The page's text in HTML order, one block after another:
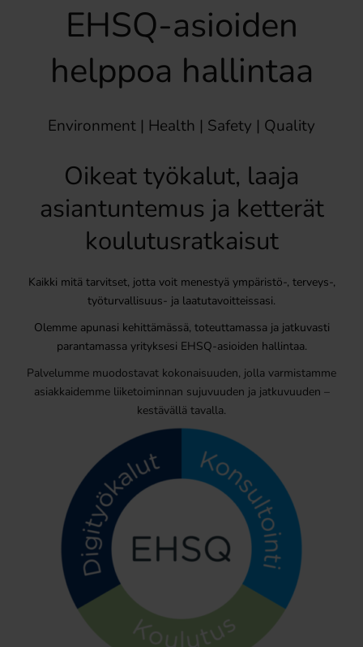
EHSQ-asioiden
helppoa hallintaa
Environment | Health | Safety | Quality
Oikeat työkalut, laaja
asiantuntemus ja ketterät
koulutusratkaisut
Kaikki mitä tarvitset, jotta voit menestyä ympäristö-, terveys-,
työturvallisuus- ja laatutavoitteissasi.
Olemme apunasi kehittämässä, toteuttamassa ja jatkuvasti
parantamassa yrityksesi EHSQ-asioiden hallintaa.
Palvelumme muodostavat kokonaisuuden, jolla varmistamme
asiakkaidemme liiketoiminnan sujuvuuden ja jatkuvuuden –
kestävällä tavalla.